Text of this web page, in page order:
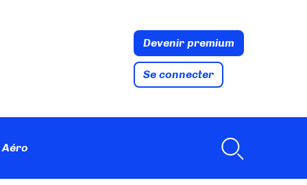
Devenir premium
Se connecter